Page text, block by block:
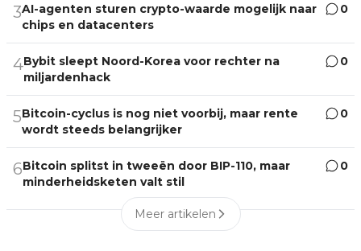
3AI-agenten sturen crypto-waarde mogelijk naar
chips en datacenters
0
4Bybit sleept Noord-Korea voor rechter na
miljardenhack
0
5Bitcoin-cyclus is nog niet voorbij, maar rente
wordt steeds belangrijker
0
6Bitcoin splitst in tweeën door BIP-110, maar
minderheidsketen valt stil
0
Meer artikelen